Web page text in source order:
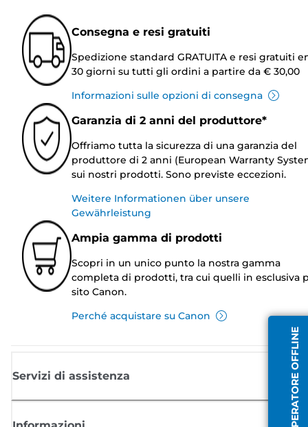
OPERATORE OFFLINE
Consegna e resi gratuiti
Spedizione standard GRATUITA e resi gratuiti
30 giorni su tutti gli ordini a partire da € 30,00
Informazioni sulle opzioni di consegna
Garanzia di 2 anni del produttore*
Offriamo tutta la sicurezza di una garanzia del
produttore di 2 anni (European Warranty
sui nostri prodotti. Sono previste eccezioni.
Weitere Informationen über unsere
Gewährleistung
Ampia gamma di prodotti
Scopri in un unico punto la nostra gamma
completa di prodotti, tra cui quelli in esclusiva
sito Canon.
Perché acquistare su Canon
Servizi di assistenza